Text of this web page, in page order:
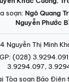
soạn: Ngô Quang
Nguyễn Phước
Nguyễn Thị Minh
: (028)
3.9294.097,
Tòa soạn Báo Điện